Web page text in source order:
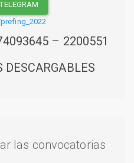
– 2200551
DESCARGABLES
las convocatorias